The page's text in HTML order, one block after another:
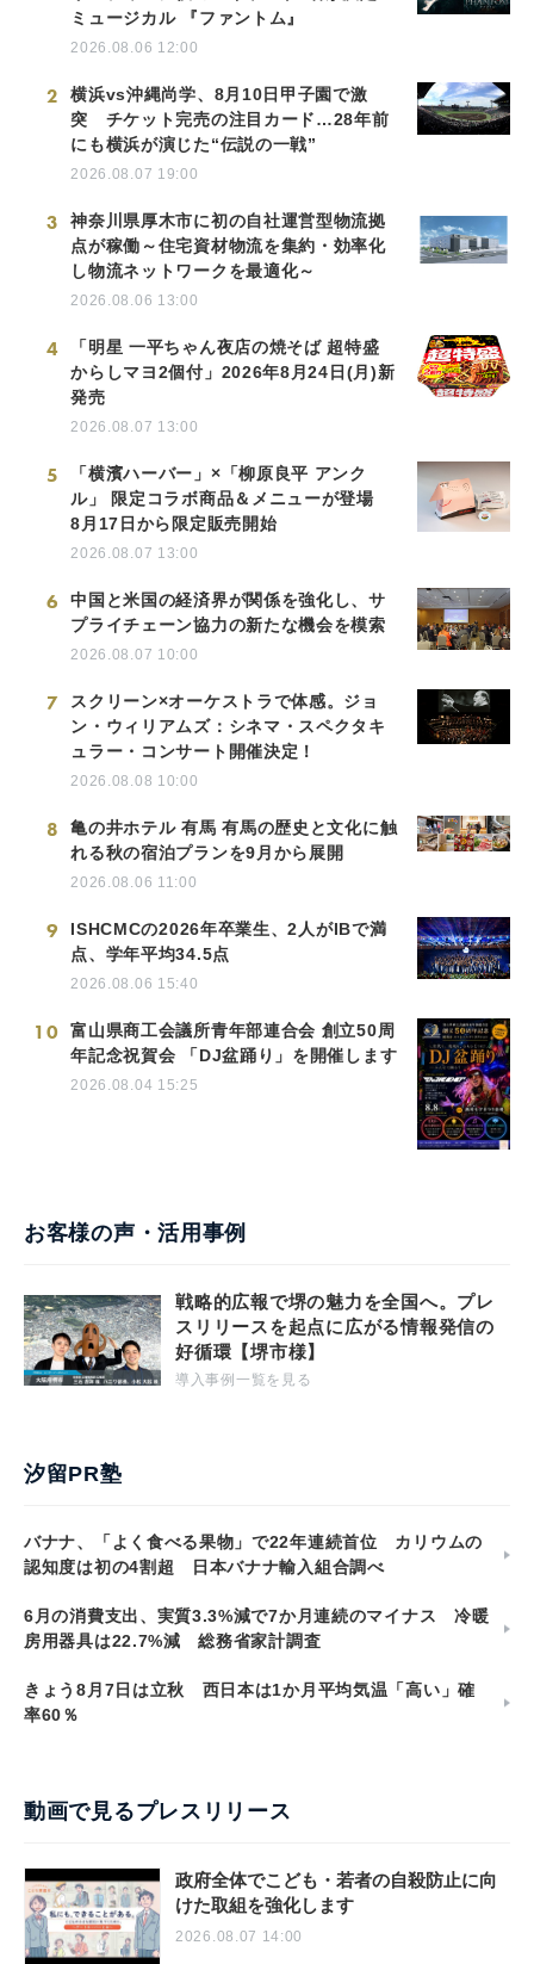
ミュージカル 『ファントム』
2026.08.06 12:00
2
横浜vs沖縄尚学、8月10日甲子園で激
突 チケット完売の注目カード…28年前
にも横浜が演じた“伝説の一戦”
2026.08.07 19:00
3
神奈川県厚木市に初の自社運営型物流拠
点が稼働～住宅資材物流を集約・効率化
し物流ネットワークを最適化～
2026.08.06 13:00
4
「明星 一平ちゃん夜店の焼そば 超特盛
からしマヨ2個付」2026年8月24日(月)新
発売
2026.08.07 13:00
5
「横濱ハーバー」×「柳原良平 アンク
ル」 限定コラボ商品＆メニューが登場
8月17日から限定販売開始
2026.08.07 13:00
6
中国と米国の経済界が関係を強化し、サ
プライチェーン協力の新たな機会を模索
2026.08.07 10:00
7
スクリーン×オーケストラで体感。ジョ
ン・ウィリアムズ：シネマ・スペクタキ
ュラー・コンサート開催決定！
2026.08.08 10:00
8
亀の井ホテル 有馬 有馬の歴史と文化に触
れる秋の宿泊プランを9月から展開
2026.08.06 11:00
9
ISHCMCの2026年卒業生、2人がIBで満
点、学年平均34.5点
2026.08.06 15:40
10
富山県商工会議所青年部連合会 創立50周
年記念祝賀会 「DJ盆踊り」を開催します
2026.08.04 15:25
お客様の声・活用事例
戦略的広報で堺の魅力を全国へ。プレ
スリリースを起点に広がる情報発信の
好循環【堺市様】
導入事例一覧を見る
汐留PR塾
バナナ、「よく食べる果物」で22年連続首位 カリウムの
認知度は初の4割超 日本バナナ輸入組合調べ
6月の消費支出、実質3.3%減で7か月連続のマイナス 冷暖
房用器具は22.7%減 総務省家計調査
きょう8月7日は立秋 西日本は1か月平均気温「高い」確
率60％
動画で見るプレスリリース
政府全体でこども・若者の自殺防止に向
けた取組を強化します
2026.08.07 14:00